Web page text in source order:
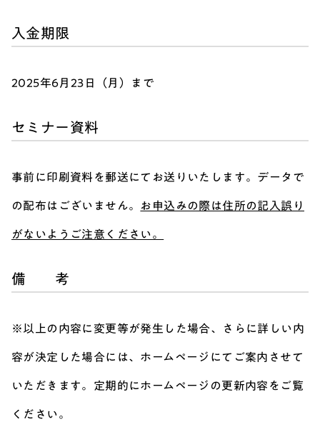
入金期限
2025年6月23日（月）まで
セミナー資料
事前に印刷資料を郵送にてお送りいたします。データで
の配布はございません。 お申込みの際は住所の記入誤り
がないようご注意ください。
備 考
※以上の内容に変更等が発生した場合、さらに詳しい内
容が決定した場合には、ホームページにてご案内させて
いただきます。定期的にホームページの更新内容をご覧
ください。